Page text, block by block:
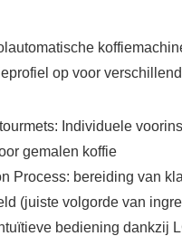
op voor
Individuele
gemalen koffie
Process: bereiding van
(juiste volgorde van
bediening dankzij